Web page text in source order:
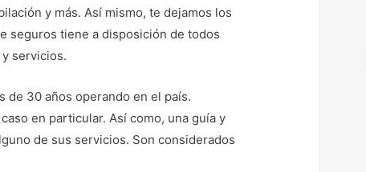
y más. Así mismo, te dejamos los
seguros tiene a disposición de todos
servicios.
de 30 años operando en el país.
en particular. Así como, una guía y
de sus servicios. Son considerados